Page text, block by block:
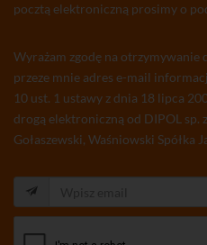
pocztą elektroniczną prosimy o
Wyrażam zgodę na otrzymywanie
przeze mnie adres e-mail
10 ust. 1 ustawy z dnia 18 lipca
drogą elektroniczną od DIPOL sp.
Gołaszewski, Waśniowski Spółka